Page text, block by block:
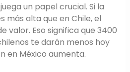
un papel crucial. Si la
más alta que en Chile, el
valor. Eso significa que 3400
te darán menos hoy
en México aumenta.